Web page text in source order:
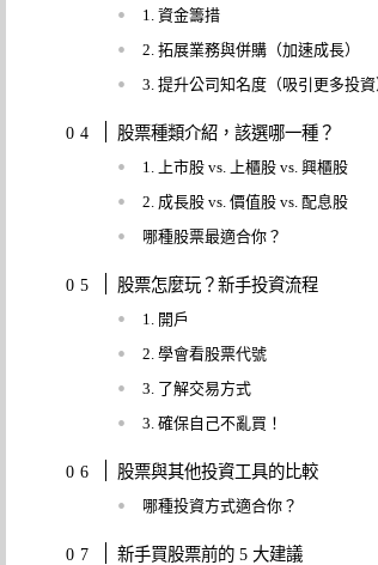
1. 資金籌措
2. 拓展業務與併購（加速成長）
3. 提升公司知名度（吸引更多投資
股票種類介紹，該選哪一種？
1. 上市股 vs. 上櫃股 vs. 興櫃股
2. 成長股 vs. 價值股 vs. 配息股
哪種股票最適合你？
股票怎麼玩？新手投資流程
1. 開戶
2. 學會看股票代號
3. 了解交易方式
3. 確保自己不亂買！
股票與其他投資工具的比較
哪種投資方式適合你？
新手買股票前的 5 大建議